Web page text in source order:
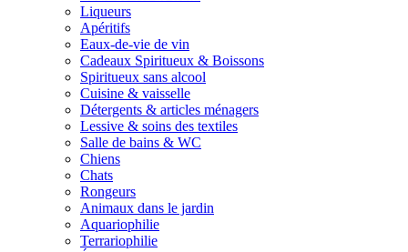
Liqueurs
Apéritifs
Eaux-de-vie de vin
Cadeaux Spiritueux & Boissons
Spiritueux sans alcool
Cuisine & vaisselle
Détergents & articles ménagers
Lessive & soins des textiles
Salle de bains & WC
Chiens
Chats
Rongeurs
Animaux dans le jardin
Aquariophilie
Terrariophilie